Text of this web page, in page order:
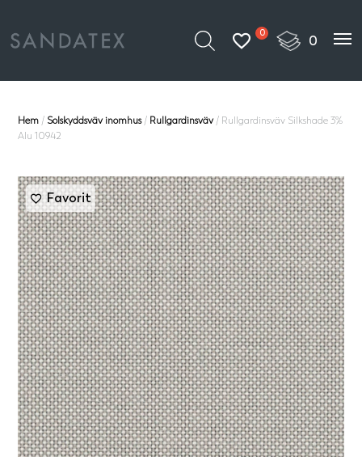
0
Hem / Solskyddsväv inomhus/ Rullgardinsväv/ Rullgardinsväv Silkshade 3%
Alu 10942
Favorit